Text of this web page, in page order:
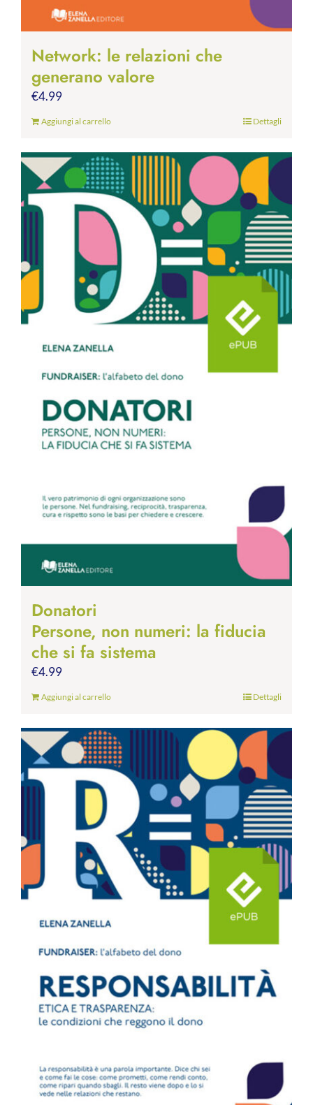
Network: le relazioni che
generano valore
€4.99
Aggiungi al carrello Dettagli
Donatori
Persone, non numeri: la fiducia
che si fa sistema
€4.99
Aggiungi al carrello Dettagli